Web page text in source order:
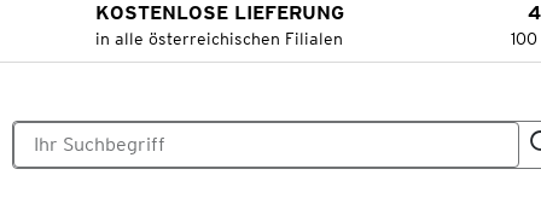
KOSTENLOSE LIEFERUNG
in alle österreichischen Filialen